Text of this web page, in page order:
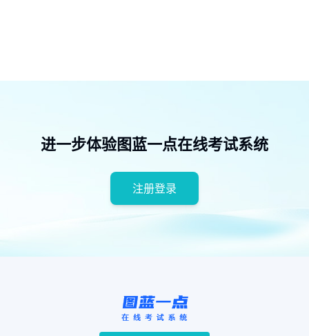
进一步体验图蓝一点在线考试系统
注册登录